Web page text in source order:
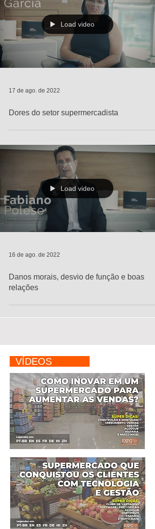
Load video
17 de ago. de 2022
Dores do setor supermercadista
Load video
16 de ago. de 2022
Danos morais, desvio de função e boas
relações
VÍDEOS